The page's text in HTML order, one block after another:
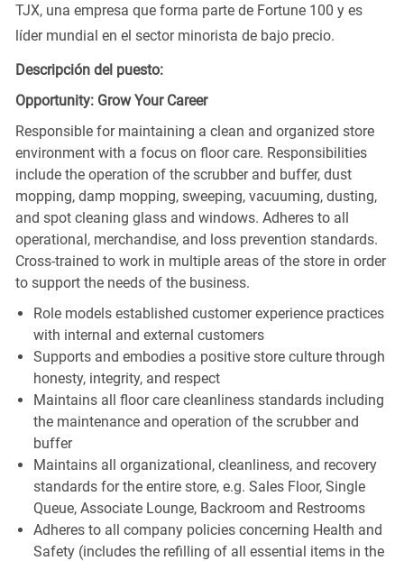
TJX, una empresa que forma parte de Fortune 100 y es
líder mundial en el sector minorista de bajo precio.
Descripción del puesto:
Opportunity: Grow Your Career
Responsible for maintaining a clean and organized store
environment with a focus on floor care. Responsibilities
include the operation of the scrubber and buffer, dust
mopping, damp mopping, sweeping, vacuuming, dusting,
and spot cleaning glass and windows. Adheres to all
operational, merchandise, and loss prevention standards.
Cross-trained to work in multiple areas of the store in order
to support the needs of the business.
Role models established customer experience practices
with internal and external customers
Supports and embodies a positive store culture through
honesty, integrity, and respect
Maintains all floor care cleanliness standards including
the maintenance and operation of the scrubber and
buffer
Maintains all organizational, cleanliness, and recovery
standards for the entire store, e.g. Sales Floor, Single
Queue, Associate Lounge, Backroom and Restrooms
Adheres to all company policies concerning Health and
Safety (includes the refilling of all essential items in the